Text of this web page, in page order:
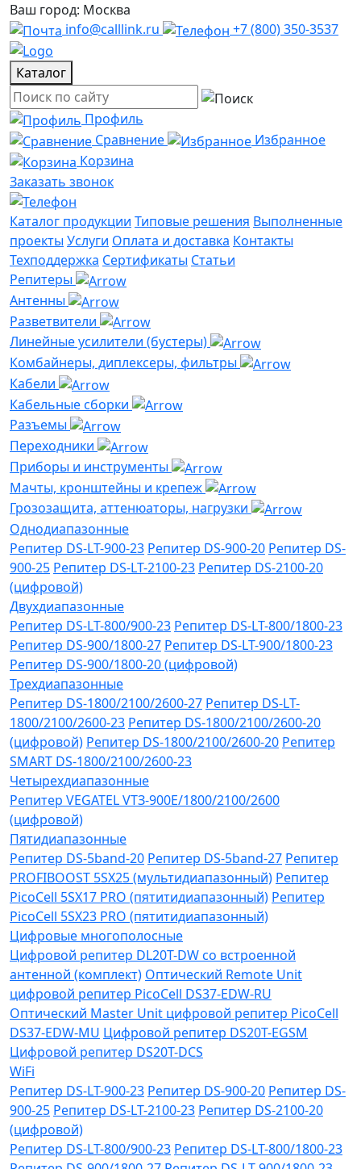
Ваш город: Москва
info@calllink.ru
+7 (800) 350-3537
Каталог
Профиль
Сравнение
Избранное
Корзина
Заказать звонок
Каталог продукции Типовые решения Выполненные
проекты Услуги Оплата и доставка Контакты
Техподдержка Сертификаты Статьи
Репитеры
Антенны
Разветвители
Линейные усилители (бустеры)
Комбайнеры, диплексеры, фильтры
Кабели
Кабельные сборки
Разъемы
Переходники
Приборы и инструменты
Мачты, кронштейны и крепеж
Грозозащита, аттенюаторы, нагрузки
Однодиапазонные
Репитер DS-LT-900-23 Репитер DS-900-20 Репитер DS-
900-25 Репитер DS-LT-2100-23 Репитер DS-2100-20
(цифровой)
Двухдиапазонные
Репитер DS-LT-800/900-23 Репитер DS-LT-800/1800-23
Репитер DS-900/1800-27 Репитер DS-LT-900/1800-23
Репитер DS-900/1800-20 (цифровой)
Трехдиапазонные
Репитер DS-1800/2100/2600-27 Репитер DS-LT-
1800/2100/2600-23 Репитер DS-1800/2100/2600-20
(цифровой) Репитер DS-1800/2100/2600-20 Репитер
SMART DS-1800/2100/2600-23
Четырехдиапазонные
Репитер VЕGATEL VТЗ-900Е/1800/2100/2600
(цифровой)
Пятидиапазонные
Репитер DS-5band-20 Репитер DS-5band-27 Репитер
PROFIBOOST 5SX25 (мультидиапазонный) Репитер
PicoCell 5SX17 PRO (пятитидиапазонный) Репитер
PicoCell 5SX23 PRO (пятитидиапазонный)
Цифровые многополосные
Цифровой репитер DL20T-DW со встроенной
антенной (комплект) Оптический Remote Unit
цифровой репитер PicoCell DS37-EDW-RU
Оптический Master Unit цифровой репитер PicoCell
DS37-EDW-MU Цифровой репитер DS20T-EGSM
Цифровой репитер DS20T-DCS
WiFi
Репитер DS-LT-900-23 Репитер DS-900-20 Репитер DS-
900-25 Репитер DS-LT-2100-23 Репитер DS-2100-20
(цифровой)
Репитер DS-LT-800/900-23 Репитер DS-LT-800/1800-23